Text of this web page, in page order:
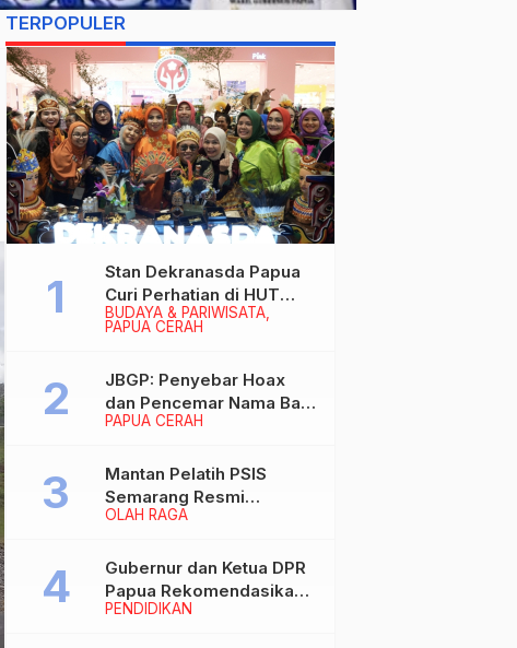
TERPOPULER
BUDAYA & PARIWISATA
PAPUA CERAH
Stan Dekranasda Papua
Curi Perhatian di HUT
Dekranas 2026, Ibu
PAPUA CERAH
JBGP: Penyebar Hoax
dan Pencemar Nama Baik
Gubernur Papua Siap
Hukum!
OLAH RAGA
Mantan Pelatih PSIS
Semarang Resmi
Nakhodahi Persipura
PENDIDIKAN
Gubernur dan Ketua DPR
Papua Rekomendasikan
Ade Yamin Jabat Rektor